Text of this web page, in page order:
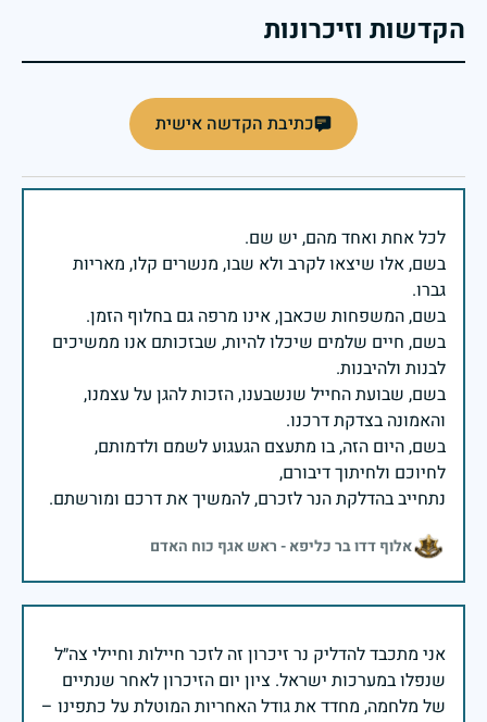
הקדשות וזיכרונות
כתיבת הקדשה אישית
בשם, אלו שיצאו לקרב ולא שבו, מנשרים קלו, מאריות
בשם, חיים שלמים שיכלו להיות, שבזכותם אנו ממשיכים
בשם, שבועת החייל שנשבענו, הזכות להגן על עצמנו,
בשם, היום הזה, בו מתעצם הגעגוע לשמם ולדמותם,
נתחייב בהדלקת הנר לזכרם, להמשיך את דרכם ומורשתם.
אלוף דדו בר כליפא - ראש אגף כוח האדם
אני מתכבד להדליק נר זיכרון זה לזכר חיילות וחיילי צה״ל
שנפלו במערכות ישראל. ציון יום הזיכרון לאחר שנתיים
של מלחמה, מחדד את גודל האחריות המוטלת על כתפינו –